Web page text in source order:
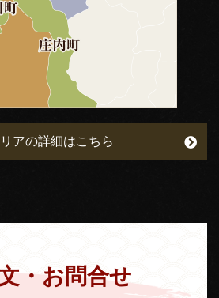
アの詳細はこちら
・お問合せ